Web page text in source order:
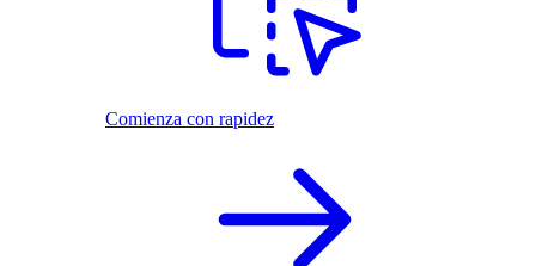
Comienza con rapidez